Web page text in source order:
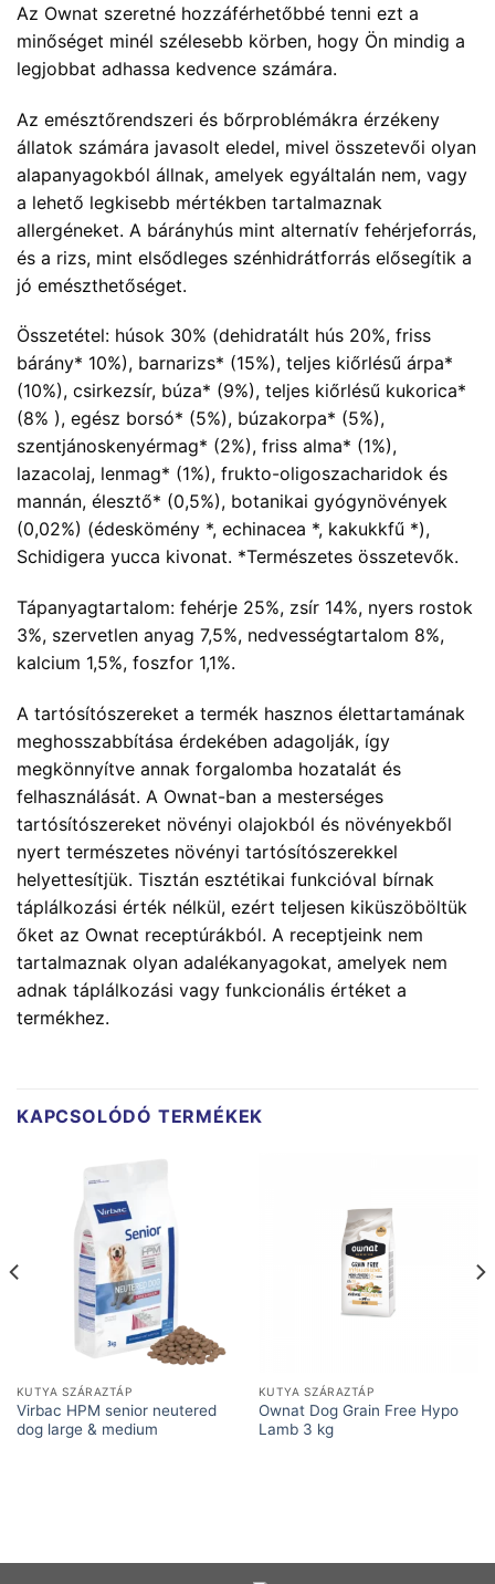
Az Ownat szeretné hozzáférhetőbbé tenni ezt a
minőséget minél szélesebb körben, hogy Ön mindig a
legjobbat adhassa kedvence számára.
Az emésztőrendszeri és bőrproblémákra érzékeny
állatok számára javasolt eledel, mivel összetevői olyan
alapanyagokból állnak, amelyek egyáltalán nem, vagy
a lehető legkisebb mértékben tartalmaznak
allergéneket. A bárányhús mint alternatív fehérjeforrás,
és a rizs, mint elsődleges szénhidrátforrás elősegítik a
jó emészthetőséget.
Összetétel: húsok 30% (dehidratált hús 20%, friss
bárány* 10%), barnarizs* (15%), teljes kiőrlésű árpa*
(10%), csirkezsír, búza* (9%), teljes kiőrlésű kukorica*
(8% ), egész borsó* (5%), búzakorpa* (5%),
szentjánoskenyérmag* (2%), friss alma* (1%),
lazacolaj, lenmag* (1%), frukto-oligoszacharidok és
mannán, élesztő* (0,5%), botanikai gyógynövények
(0,02%) (édeskömény *, echinacea *, kakukkfű *),
Schidigera yucca kivonat. *Természetes összetevők.
Tápanyagtartalom: fehérje 25%, zsír 14%, nyers rostok
3%, szervetlen anyag 7,5%, nedvességtartalom 8%,
kalcium 1,5%, foszfor 1,1%.
A tartósítószereket a termék hasznos élettartamának
meghosszabbítása érdekében adagolják, így
megkönnyítve annak forgalomba hozatalát és
felhasználását. A Ownat-ban a mesterséges
tartósítószereket növényi olajokból és növényekből
nyert természetes növényi tartósítószerekkel
helyettesítjük. Tisztán esztétikai funkcióval bírnak
táplálkozási érték nélkül, ezért teljesen kiküszöböltük
őket az Ownat receptúrákból. A receptjeink nem
tartalmaznak olyan adalékanyagokat, amelyek nem
adnak táplálkozási vagy funkcionális értéket a
termékhez.
KAPCSOLÓDÓ TERMÉKEK
KUTYA SZÁRAZTÁP
Virbac HPM senior neutered
dog large & medium
KUTYA SZÁRAZTÁP
Ownat Dog Grain Free Hypo
Lamb 3 kg